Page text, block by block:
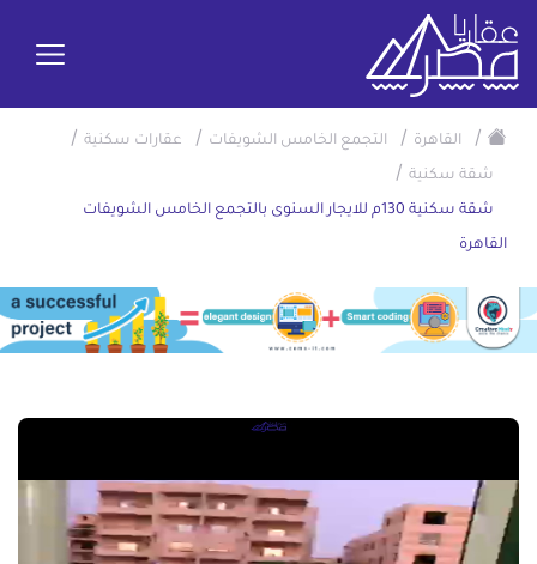
/ القاهرة / التجمع الخامس الشويفات / عقارات سكنية /
شقة سكنية /
شقة سكنية 130م للايجار السنوى بالتجمع الخامس الشويفات
القاهرة